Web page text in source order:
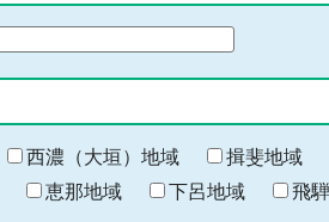
わ 西濃（大垣）地域 揖斐地域
恵那地域 下呂地域 飛